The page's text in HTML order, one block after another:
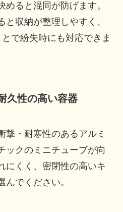
めると混同が防げます。
収納が整理しやすく、
で紛失時にも対応できま
久性の高い容器
撃・耐寒性のあるアルミ
ックのミニチューブが向
にくく、密閉性の高いキ
んでください。